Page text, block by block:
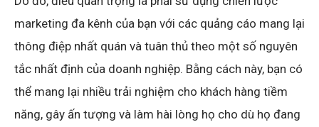
marketing đa kênh của bạn với các quảng cáo mang lại
thông điệp nhất quán và tuân thủ theo một số nguyên
tắc nhất định của doanh nghiệp. Bằng cách này, bạn có
thể mang lại nhiều trải nghiệm cho khách hàng tiềm
năng, gây ấn tượng và làm hài lòng họ cho dù họ đang